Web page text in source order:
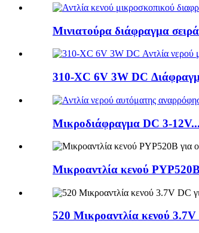
Μινιατούρα διάφραγμα
310-XC 6V 3W DC
Μικροδιάφραγμα DC 3-12V...
Μικροαντλία κενού
520 Μικροαντλία κενού